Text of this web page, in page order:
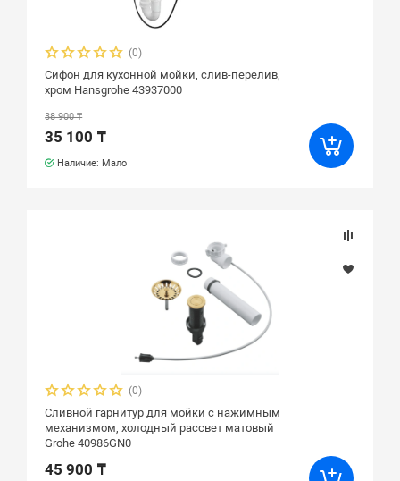
(0)
Сифон для кухонной мойки, слив-перелив,
хром Hansgrohe 43937000
38 900 ₸
35 100 ₸
Наличие: Мало
(0)
Сливной гарнитур для мойки с нажимным
механизмом, холодный рассвет матовый
Grohe 40986GN0
45 900 ₸